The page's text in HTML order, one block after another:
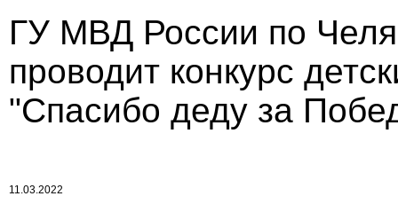
ГУ МВД России по
проводит конкурс
"Спасибо деду за
11.03.2022